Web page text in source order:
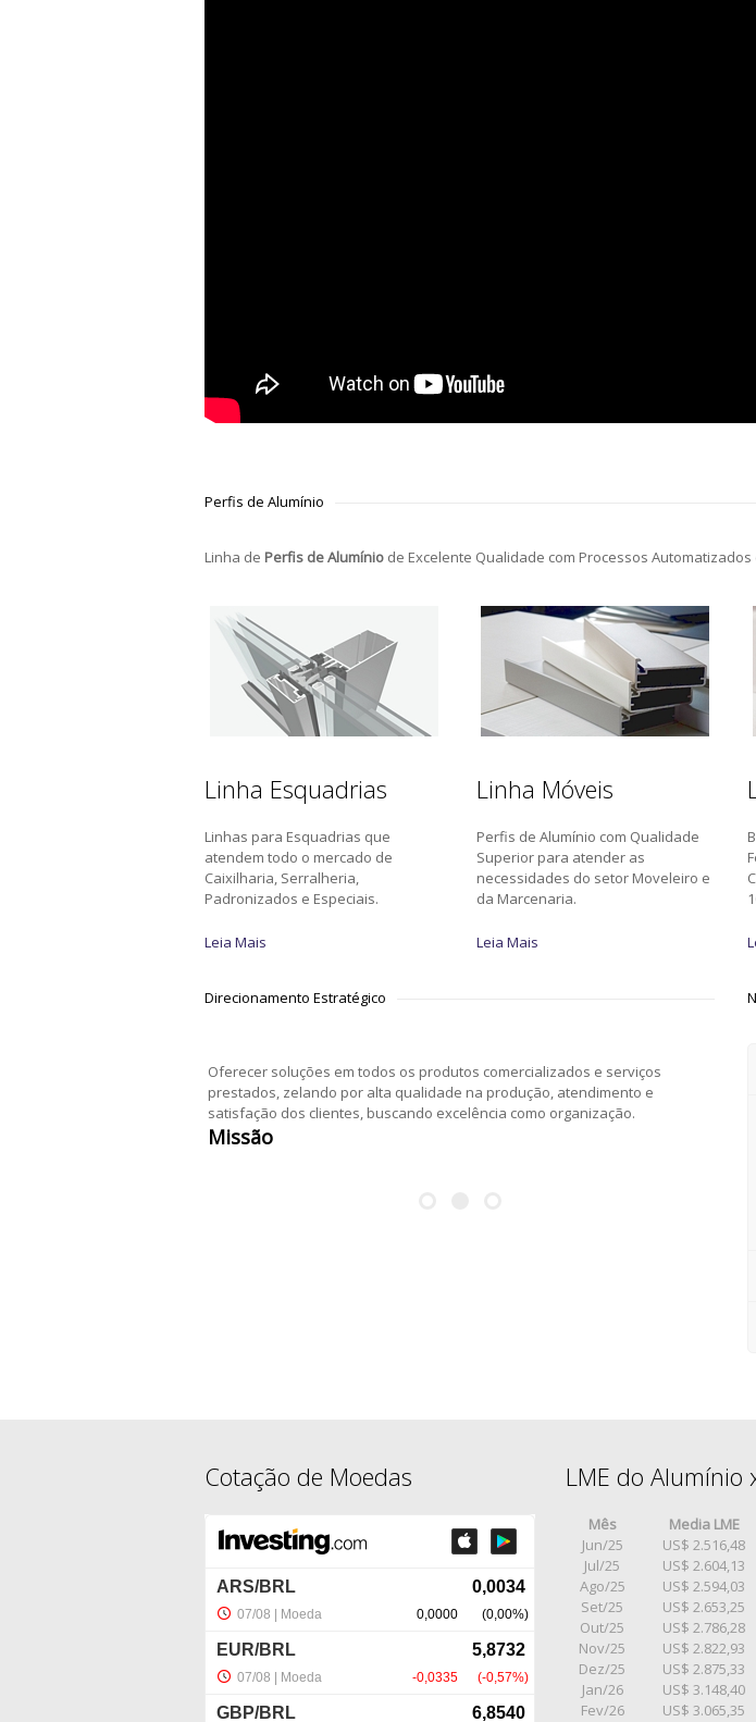
Perfis de Alumínio
Linha de Perfis de Alumínio de Excelente Qualidade com Processos Automatizados
Linha Esquadrias
Linhas para Esquadrias que
atendem todo o mercado de
Caixilharia, Serralheria,
Padronizados e Especiais.
Leia Mais
Linha Móveis
Perfis de Alumínio com Qualidade
Superior para atender as
necessidades do setor Moveleiro e
da Marcenaria.
Leia Mais
Direcionamento Estratégico
Oferecer soluções em todos os produtos comercializados e serviços
prestados, zelando por alta qualidade na produção, atendimento e
satisfação dos clientes, buscando excelência como organização.
Missão
Cotação de Moedas LME do Alumínio
Mês Media LME
Jun/25
US$ 2.516,48
Jul/25
US$ 2.604,13
Ago/25
US$ 2.594,03
Set/25
US$ 2.653,25
Out/25
US$ 2.786,28
Nov/25
US$ 2.822,93
Dez/25
US$ 2.875,33
Jan/26
US$ 3.148,40
Fev/26
US$ 3.065,35